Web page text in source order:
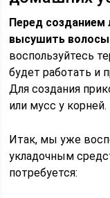
Перед
высушить
воспользуйтесь
будет работать и
Для создания
или мусс у корней.
Итак, мы уже
укладочным
потребуется: